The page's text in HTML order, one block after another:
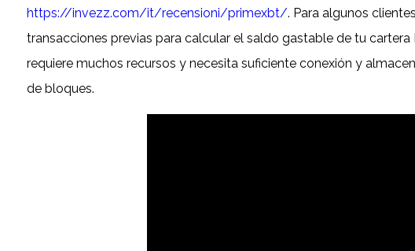
https://invezz.com/it/recensioni/primexbt/. Para algunos
transacciones previas para calcular el saldo gastable de tu
requiere muchos recursos y necesita suficiente conexión y
de bloques.